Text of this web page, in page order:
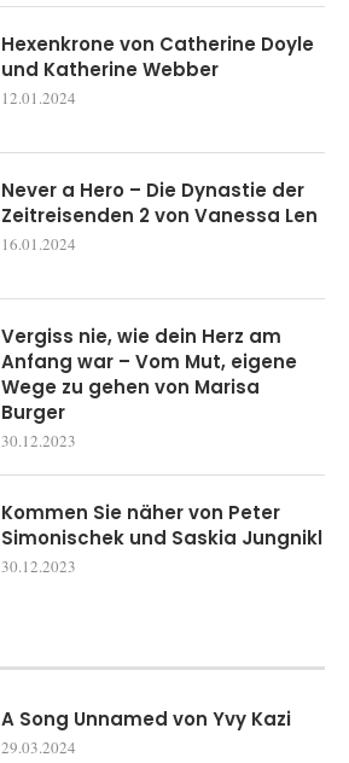
Hexenkrone von Catherine Doyle
und Katherine Webber
12.01.2024
Never a Hero – Die Dynastie der
Zeitreisenden 2 von Vanessa Len
16.01.2024
Vergiss nie, wie dein Herz am
Anfang war – Vom Mut, eigene
Wege zu gehen von Marisa
Burger
30.12.2023
Kommen Sie näher von Peter
Simonischek und Saskia Jungnikl
30.12.2023
A Song Unnamed von Yvy Kazi
29.03.2024